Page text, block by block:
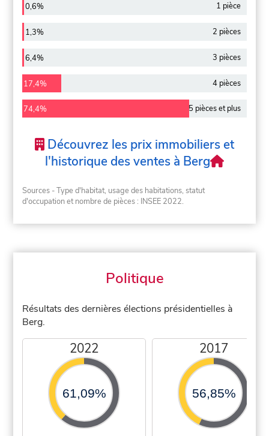
0,6% 1 pièce
1,3% 2 pièces
6,4% 3 pièces
17,4% 4 pièces
74,4% 5 pièces et plus
Découvrez les prix immobiliers et
l'historique des ventes à Berg
Sources - Type d'habitat, usage des habitations, statut
d'occupation et nombre de pièces : INSEE 2022.
Politique
Résultats des dernières élections présidentielles à
Berg.
2022
61,09%
2017
56,85%